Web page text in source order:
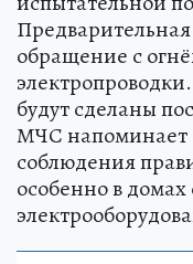
обращение с
будут сделаны
МЧС напоминает
соблюдения
особенно в